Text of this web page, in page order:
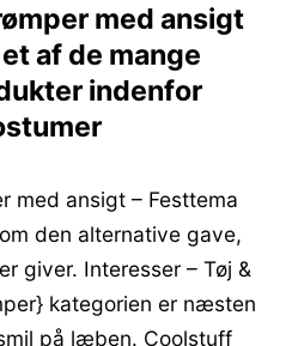
med ansigt
af de mange
indenfor
med ansigt – Festtema
den alternative gave,
giver. Interesser – Tøj &
kategorien er næsten
på læben. Coolstuff